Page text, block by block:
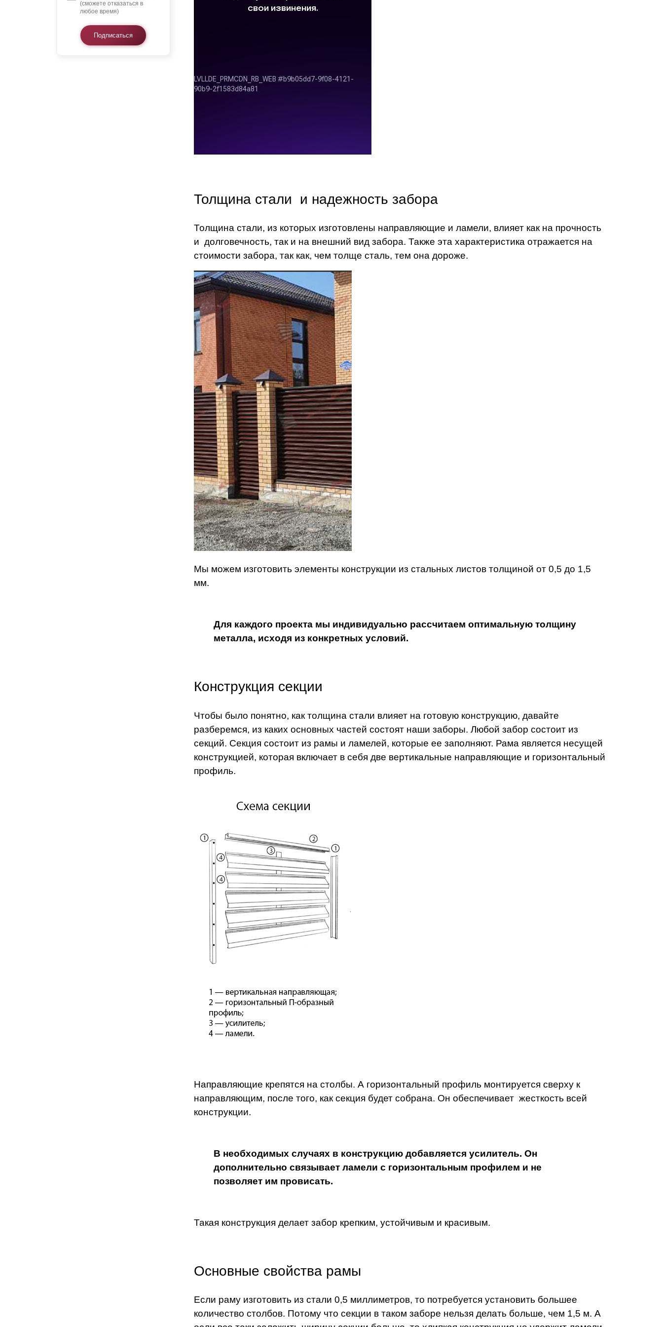
(сможете отказаться в
любое время)
Подписаться
Толщина стали и надежность забора
Толщина стали, из которых изготовлены направляющие и ламели, влияет как на прочность
и долговечность, так и на внешний вид забора. Также эта характеристика отражается на
стоимости забора, так как, чем толще сталь, тем она дороже.
Мы можем изготовить элементы конструкции из стальных листов толщиной от 0,5 до 1,5
мм.
Для каждого проекта мы индивидуально рассчитаем оптимальную толщину
металла, исходя из конкретных условий.
Конструкция секции
Чтобы было понятно, как толщина стали влияет на готовую конструкцию, давайте
разберемся, из каких основных частей состоят наши заборы. Любой забор состоит из
секций. Секция состоит из рамы и ламелей, которые ее заполняют. Рама является несущей
конструкцией, которая включает в себя две вертикальные направляющие и горизонтальный
профиль.
Направляющие крепятся на столбы. А горизонтальный профиль монтируется сверху к
направляющим, после того, как секция будет собрана. Он обеспечивает жесткость всей
конструкции.
В необходимых случаях в конструкцию добавляется усилитель. Он
дополнительно связывает ламели с горизонтальным профилем и не
позволяет им провисать.
Такая конструкция делает забор крепким, устойчивым и красивым.
Основные свойства рамы
Если раму изготовить из стали 0,5 миллиметров, то потребуется установить большее
количество столбов. Потому что секции в таком заборе нельзя делать больше, чем 1,5 м. А